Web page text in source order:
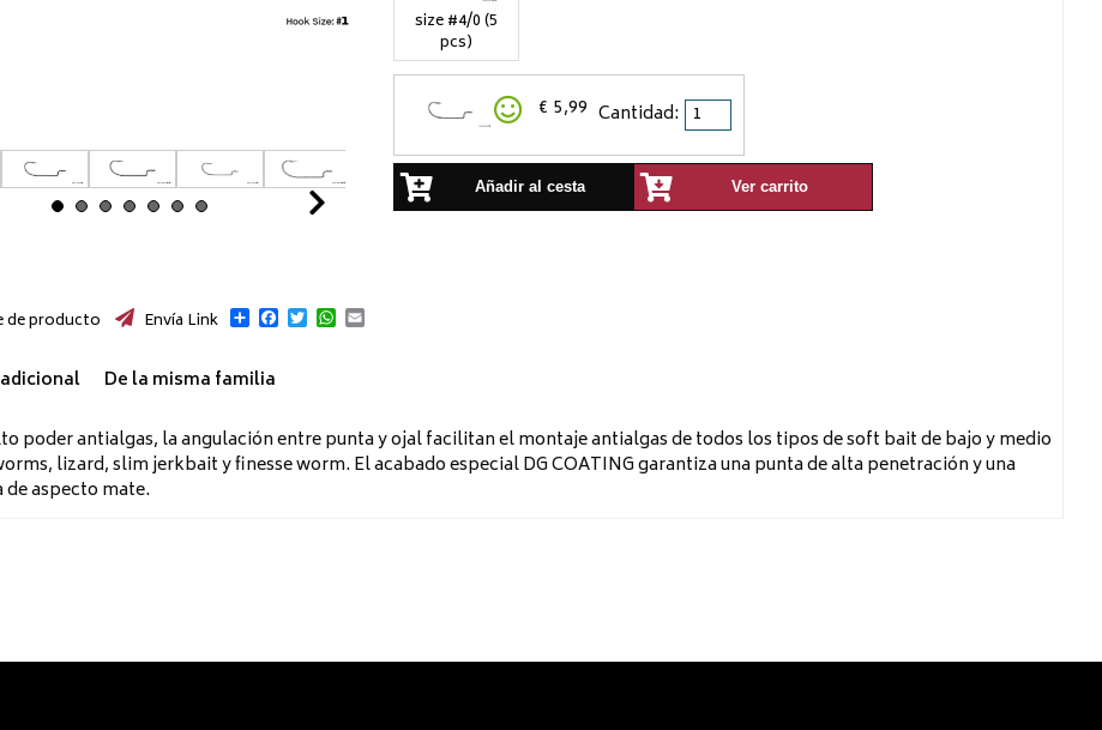
size #4/0 (5
pcs)
€ 5,99 Cantidad:
Añadir al cesta Ver carrito
de producto Envía Link Compartir
Facebook
TwitterWhatsApp
Email
De la misma familia
poder antialgas, la angulación entre punta y ojal facilitan el montaje antialgas de todos los tipos de soft bait de bajo y medio
lizard, slim jerkbait y finesse worm. El acabado especial DG COATING garantiza una punta de alta penetración y una
aspecto mate.